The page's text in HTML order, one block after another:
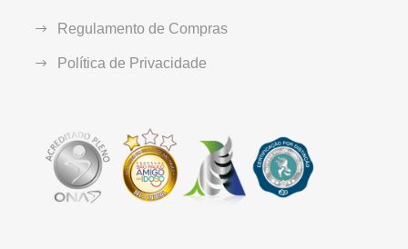
Regulamento de Compras
Política de Privacidade